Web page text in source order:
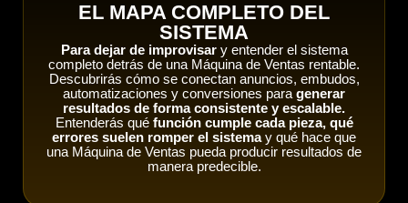
EL MAPA COMPLETO DEL
SISTEMA
Para dejar de improvisary entender el sistema
completo detrás de una Máquina de Ventas rentable.
Descubrirás cómo se conectan anuncios, embudos,
automatizaciones y conversiones para generar
resultados de forma consistente y escalable.
Entenderás qué función cumple cada pieza, qué
errores suelen romper el sistemay qué hace que
una Máquina de Ventas pueda producir resultados de
manera predecible.